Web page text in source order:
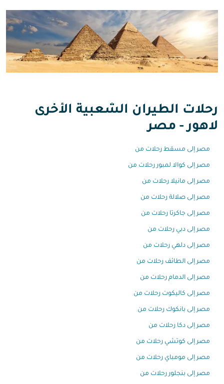
رحلات الطيران الشعبية الأخرى
لاهور - مصر
مصر إلى مسقط رحلات من
مصر إلى كوالا لمبور رحلات من
مصر إلى مانيلا رحلات من
مصر إلى صلالة رحلات من
مصر إلى جاكرتا رحلات من
مصر إلى دبي رحلات من
مصر إلى دلهي رحلات من
مصر إلى الطائف رحلات من
مصر إلى الدمام رحلات من
مصر إلى كاليكوت رحلات من
مصر إلى بانكوك رحلات من
مصر إلى دكا رحلات من
مصر إلى كوتشي رحلات من
مصر إلى مومباي رحلات من
مصر إلى بنجلور رحلات من